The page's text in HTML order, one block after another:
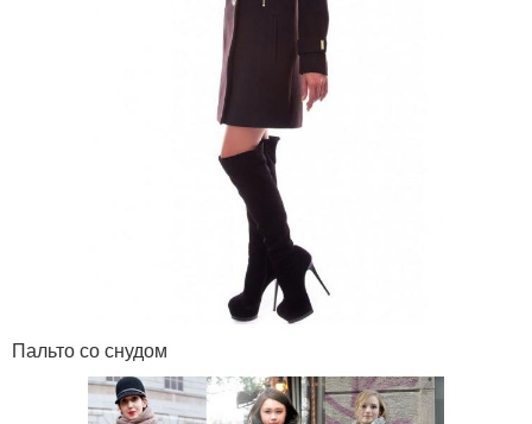
Пальто со снудом